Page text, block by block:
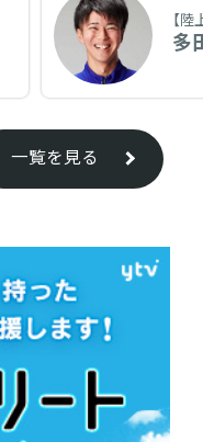
【陸
多
一覧を見る